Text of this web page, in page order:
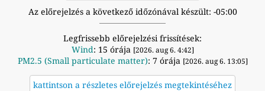
Az előrejelzés a következő időzónával készült: -05:00
Legfrissebb előrejelzési frissítések:
Wind: 15 órája [2026. aug 6. 4:42]
PM2.5 (Small particulate matter): 7 órája [2026. aug 6. 13:05]
kattintson a részletes előrejelzés megtekintéséhez